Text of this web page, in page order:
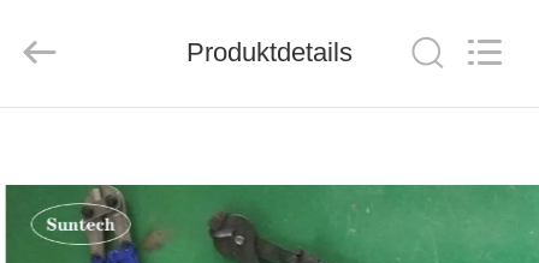
PRODUKTE
Tools
Co.,Ltd..
Reserved.
Produktdetails